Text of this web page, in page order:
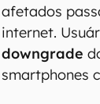
afetados
internet.
downgrade
smartphones